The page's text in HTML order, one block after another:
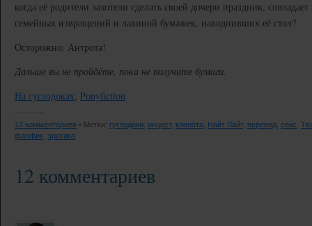
когда её родители захотели сделать своей дочери праздник,
семейных извращений и лавиной бумажек, наводнивших её стол?
Осторожно: Антрота!
Дальше вы не пройдёте, пока не получите бумаги.
На гуглодоках, Ponyfiction
12 комментариев • Метки: гуглодоки инцест, клопота Найт Лайт, перевод секс
фанфик эротика
12 комментариев